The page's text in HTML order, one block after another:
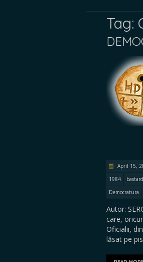
Tag:
April 15,
1984
Democratura
Autor:
care,
Oficialii,
lăsat pe